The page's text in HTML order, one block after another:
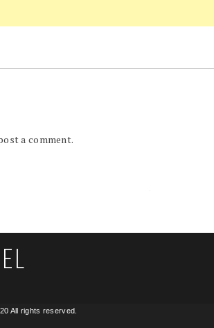
a comment.
All rights reserved.